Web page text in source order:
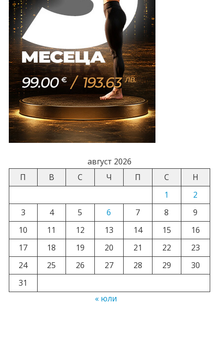
август 2026
П
В С Ч П С
Н
1
2
3
4 5 6 7 8
9
10
11 12 13 14 15
16
17
18 19 20 21 22
23
24
25 26 27 28 29
30
31
« юли